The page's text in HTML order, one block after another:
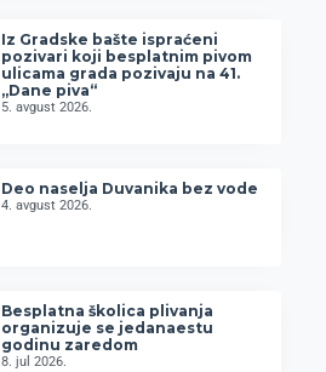
Iz Gradske bašte ispraćeni
pozivari koji besplatnim pivom
ulicama grada pozivaju na 41.
„Dane piva“
5. avgust 2026.
Deo naselja Duvanika bez vode
4. avgust 2026.
Besplatna školica plivanja
organizuje se jedanaestu
godinu zaredom
8. jul 2026.